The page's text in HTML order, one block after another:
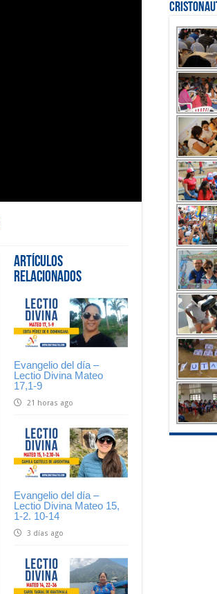
Artículos
Relacionados
Evangelio del día –
Lectio Divina Mateo
17,1-9
21 horas ago
Evangelio del día –
Lectio Divina Mateo 15,
1-2. 10-14
3 días ago